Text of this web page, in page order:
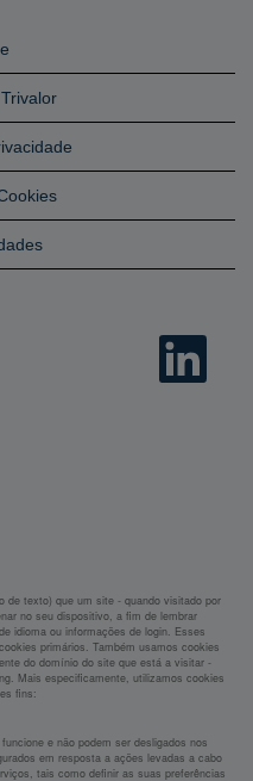
A
e
a
d
o
r
.
de texto) que um site - quando visitado por
no seu dispositivo, a fim de lembrar
idioma ou informações de login. Esses
primários. Também usamos cookies
do domínio do site que está a visitar -
Mais especificamente, utilizamos cookies
fins:
e não podem ser desligados nos
em resposta a ações levadas a cabo
tais como definir as suas preferências